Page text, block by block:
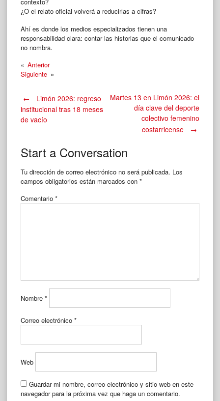
contexto?
¿O el relato oficial volverá a reducirlas a cifras?
Ahí es donde los medios especializados tienen una
responsabilidad clara: contar las historias que el comunicado
no nombra.
« Anterior
Siguiente »
Post
←
Limón 2026: regreso
institucional tras 18 meses
de vacío
Martes 13 en Limón 2026: el
día clave del deporte
colectivo femenino
costarricense
→
Start a Conversation
Tu dirección de correo electrónico no será publicada. Los
campos obligatorios están marcados con *
Comentario *
Nombre *
Correo electrónico *
Web
Guardar mi nombre, correo electrónico y sitio web en este
navegador para la próxima vez que haga un comentario.